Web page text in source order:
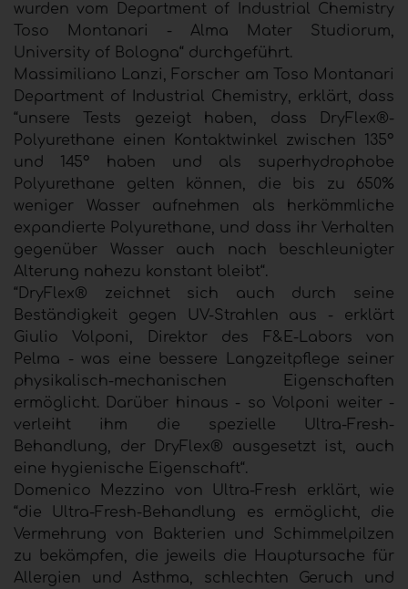
wurden vom Department of Industrial Chemistry
Toso Montanari - Alma Mater Studiorum,
University of Bologna“ durchgeführt.
Massimiliano Lanzi, Forscher am Toso Montanari
Department of Industrial Chemistry, erklärt, dass
“unsere Tests gezeigt haben, dass DryFlex®-
Polyurethane einen Kontaktwinkel zwischen 135°
und 145° haben und als superhydrophobe
Polyurethane gelten können, die bis zu 650%
weniger Wasser aufnehmen als herkömmliche
expandierte Polyurethane, und dass ihr Verhalten
gegenüber Wasser auch nach beschleunigter
Alterung nahezu konstant bleibt“.
“DryFlex® zeichnet sich auch durch seine
Beständigkeit gegen UV-Strahlen aus - erklärt
Giulio Volponi, Direktor des F&E-Labors von
Pelma - was eine bessere Langzeitpflege seiner
physikalisch-mechanischen Eigenschaften
ermöglicht. Darüber hinaus - so Volponi weiter -
verleiht ihm die spezielle Ultra-Fresh-
Behandlung, der DryFlex® ausgesetzt ist, auch
eine hygienische Eigenschaft“.
Domenico Mezzino von Ultra-Fresh erklärt, wie
“die Ultra-Fresh-Behandlung es ermöglicht, die
Vermehrung von Bakterien und Schimmelpilzen
zu bekämpfen, die jeweils die Hauptursache für
Allergien und Asthma, schlechten Geruch und